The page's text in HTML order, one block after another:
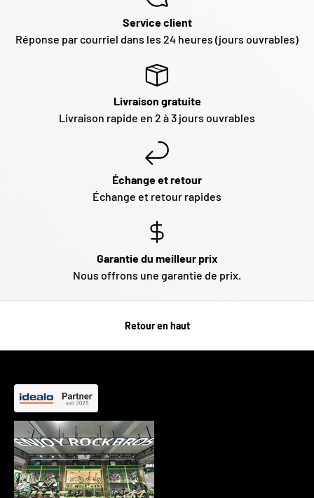
Service client
Réponse par courriel dans les 24 heures (jours ouvrables)
Livraison gratuite
Livraison rapide en 2 à 3 jours ouvrables
Échange et retour
Échange et retour rapides
Garantie du meilleur prix
Nous offrons une garantie de prix.
Retour en haut